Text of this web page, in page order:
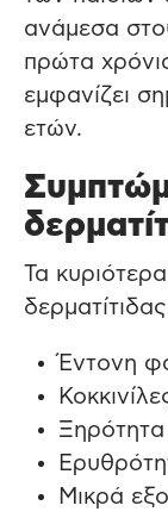
ανάμεσα
πρώτα
εμφανίζει
ετών.
Τα
Έντονη
Ξηρότητα
Μικρά